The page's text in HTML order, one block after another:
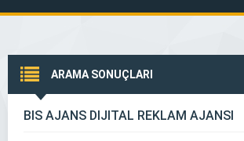
ARAMA SONUÇLARI
BİS AJANS DİJİTAL REKLAM AJANSI